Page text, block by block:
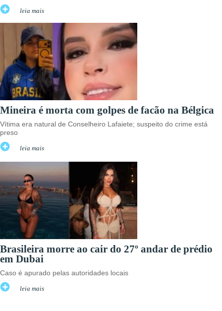
leia mais
Mineira é morta com golpes de facão na Bélgica
Vítima era natural de Conselheiro Lafaiete; suspeito do crime está
preso
leia mais
Brasileira morre ao cair do 27º andar de prédio
em Dubai
Caso é apurado pelas autoridades locais
leia mais